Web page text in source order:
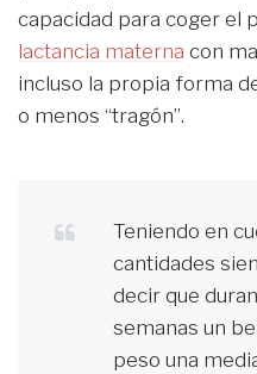
capacidad para coger el
lactancia materna con
incluso la propia forma
o menos “tragón”.
Teniendo en
cantidades
decir que
semanas un
peso una